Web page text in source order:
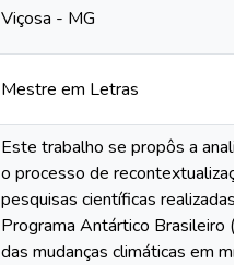
Viçosa - MG
Mestre em Letras
Este trabalho se propôs a
o processo de
pesquisas científicas realizadas
Programa Antártico Brasileiro
das mudanças climáticas em